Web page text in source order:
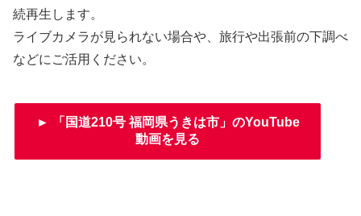
続再生します。
ライブカメラが見られない場合や、旅行や出張前の下調べ
などにご活用ください。
► 「国道210号 福岡県うきは市」のYouTube
動画を見る